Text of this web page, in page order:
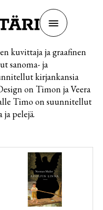
Avaa tai
kuvittaja ja graafinen
sanoma- ja
kirjankansia
on Timon ja Veera
Timo on suunnitellut
pelejä.